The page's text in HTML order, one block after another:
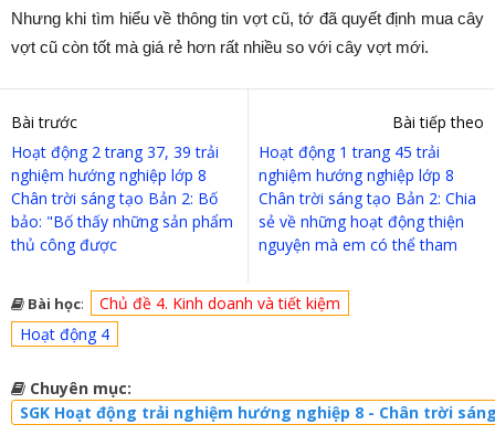
Nhưng khi tìm hiểu về thông tin vợt cũ, tớ đã quyết định mua cây
vợt cũ còn tốt mà giá rẻ hơn rất nhiều so với cây vợt mới.
Bài trước
Hoạt động 2 trang 37, 39 trải
nghiệm hướng nghiệp lớp 8
Chân trời sáng tạo Bản 2: Bố
bảo: "Bố thấy những sản phẩm
thủ công được
Bài tiếp theo
Hoạt động 1 trang 45 trải
nghiệm hướng nghiệp lớp 8
Chân trời sáng tạo Bản 2: Chia
sẻ về những hoạt động thiện
nguyện mà em có thể tham
Bài học:
Chủ đề 4. Kinh doanh và tiết kiệm
Hoạt động 4
Chuyên mục:
SGK Hoạt động trải nghiệm hướng nghiệp 8 - Chân trời